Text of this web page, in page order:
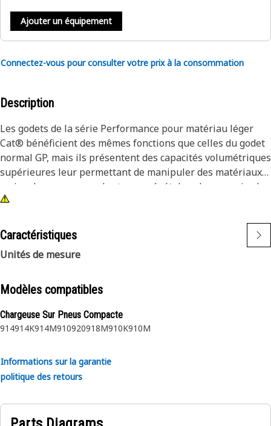
Ajouter un équipement
Connectez-vous pour consulter votre prix à la consommation
Description
Les godets de la série Performance pour matériau léger
Cat® bénéficient des mêmes fonctions que celles du godet
normal GP, mais ils présentent des capacités volumétriques
supérieures leur permettant de manipuler des matériaux
moins denses comme des terres végétales, des engrais, des
copeaux de bois, etc.
Caractéristiques
Unités de mesure
Modèles compatibles
Chargeuse Sur Pneus Compacte
914914K914M910920918M910K910M
Informations sur la garantie
politique des retours